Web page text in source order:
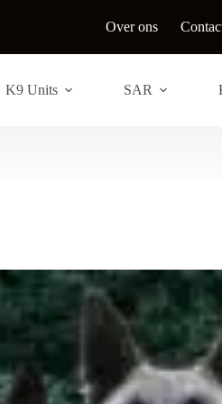
Over ons
K9 Units SAR